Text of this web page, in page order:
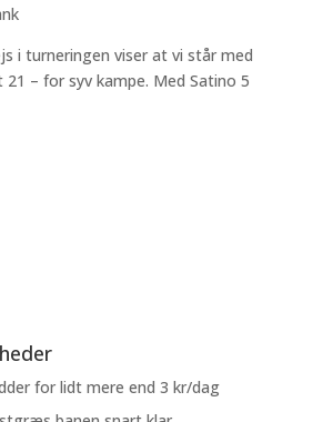
i turneringen viser at vi står med
– for syv kampe. Med Satino 5
for lidt mere end 3 kr/dag